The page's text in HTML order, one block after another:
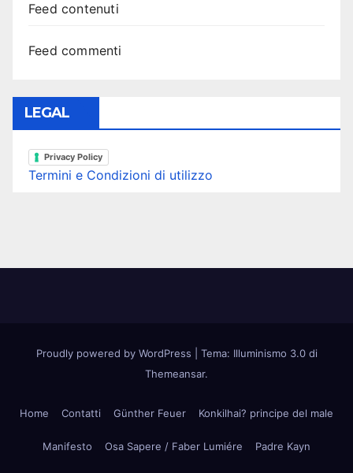
Feed contenuti
Feed commenti
LEGAL
Privacy Policy
Termini e Condizioni di utilizzo
Proudly powered by WordPress
Tema: Illuminismo 3.0 di
Themeansar.
Home Contatti Günther Feuer Konkilhai? principe del male
Manifesto Osa Sapere / Faber Lumiére Padre Kayn